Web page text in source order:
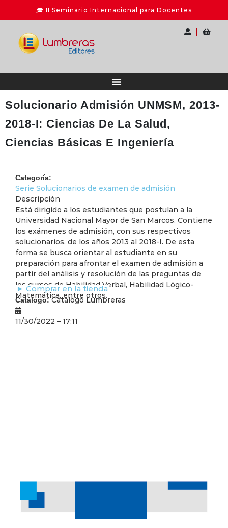
Solucionario Admisión UNMSM, 2013-
2018-I: Ciencias De La Salud,
Ciencias Básicas E Ingeniería
Categoría:
Serie Solucionarios de examen de admisión
Descripción
Está dirigido a los estudiantes que postulan a la
Universidad Nacional Mayor de San Marcos. Contiene
los exámenes de admisión, con sus respectivos
solucionarios, de los años 2013 al 2018-I. De esta
forma se busca orientar al estudiante en su
preparación para afrontar el examen de admisión a
partir del análisis y resolución de las preguntas de
los cursos de Habilidad Verbal, Habilidad Lógico-
Matemática, entre otros.
► Comprar en la tienda
Catálogo:Catálogo Lumbreras
11/30/2022 – 17:11